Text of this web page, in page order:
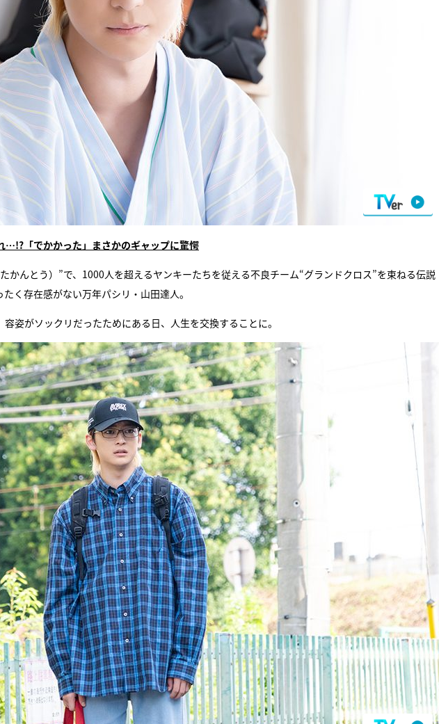
…!?「でかかった」まさかのギャップに驚愕
かんとう）”で、1000人を超えるヤンキーたちを従える不良チーム“グランドクロス”を束ねる伝説
く存在感がない万年パシリ・山田達人。
姿がソックリだったためにある日、人生を交換することに。